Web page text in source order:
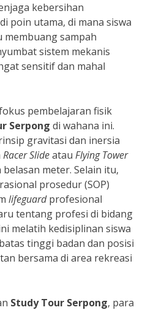
kebersihan
poin utama, di mana siswa
sampah
sistem mekanis
sensitif dan mahal
pembelajaran fisik
Serpong di wahana ini.
gravitasi dan inersia
Racer Slideatau Flying Tower
meter. Selain itu,
prosedur (SOP)
lifeguardprofesional
tentang profesi di bidang
melatih kedisiplinan siswa
tinggi badan dan posisi
bersama di area rekreasi
Study Tour Serpong, para